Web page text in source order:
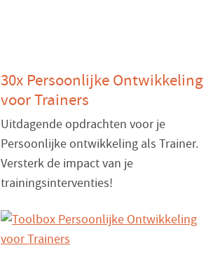
30x Persoonlijke Ontwikkeling
voor Trainers
Uitdagende opdrachten voor je
Persoonlijke ontwikkeling als Trainer.
Versterk de impact van je
trainingsinterventies!